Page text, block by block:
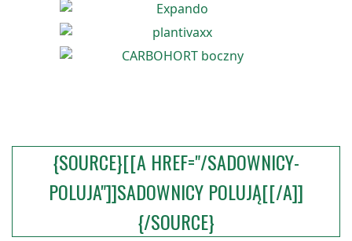
{SOURCE}[[A HREF="/SADOWNICY-
POLUJA"]]SADOWNICY POLUJĄ[[/A]]
{/SOURCE}